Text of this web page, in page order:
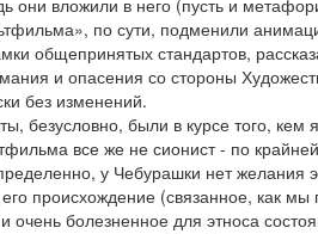
они вложили в него (пусть и
по сути, подменили
общепринятых стандартов,
и опасения со стороны
без изменений.
безусловно, были в курсе того,
все же не сионист - по
у Чебурашки нет желания
происхождение (связанное, как
очень болезненное для этноса